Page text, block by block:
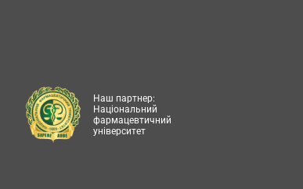
Наш партнер:
Національний
фармацевтичний
університет